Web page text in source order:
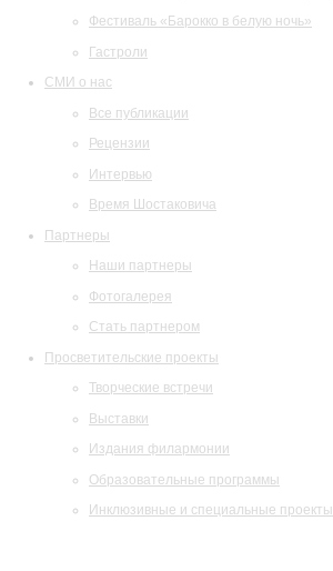
Фестиваль «Барокко в белую ночь»
Гастроли
СМИ о нас
Все публикации
Рецензии
Интервью
Время Шостаковича
Партнеры
Наши партнеры
Фотогалерея
Стать партнером
Просветительские проекты
Творческие встречи
Выставки
Издания филармонии
Образовательные программы
Инклюзивные и специальные проекты